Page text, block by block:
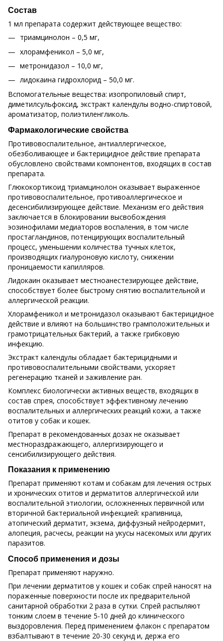
Состав
1 мл препарата содержит действующее вещество:
триамцинолон – 0,5 мг,
хлорамфеникол – 5,0 мг,
метронидазол – 10,0 мг,
лидокаина гидрохлорид – 50,0 мг.
Вспомогательные вещества: изопропиловый спирт,
диметилсульфоксид, экстракт календулы водно-спиртовой,
ароматизатор, полиэтиленгликоль.
Фармакологические свойства
Противовоспалительное, антиаллергическое,
обезболивающее и бактерицидное действие препарата
обусловлено свойствами компонентов, входящих в состав
препарата.
Глюкокортикоид триамцинолон оказывает выраженное
противовоспалительное, противоаллергическое и
десенсибилизирующее действие. Механизм его действия
заключается в блокировании высвобождения
эозинофилами медиаторов воспаления, в том числе
простагландинов, потенцирующих воспалительный
процесс, уменьшении количества тучных клеток,
производящих гиалуроновую кислоту, снижении
проницаемости капилляров.
Лидокаин оказывает местноанестезирующее действие,
способствует более быстрому снятию воспалительной и
аллергической реакции.
Хлорамфеникол и метронидазол оказывают бактерицидное
действие и влияют на большинство грамположительных и
грамотрицательных бактерий, а также грибковую
инфекцию.
Экстракт календулы обладает бактерицидными и
противовоспалительными свойствами, ускоряет
регенерацию тканей и заживление ран.
Комплекс биологически активных веществ, входящих в
состав спрея, способствует эффективному лечению
воспалительных и аллергических реакций кожи, а также
отитов у собак и кошек.
Препарат в рекомендованных дозах не оказывает
местнораздражающего, аллергизирующего и
сенсибилизирующего действия.
Показания к применению
Препарат применяют котам и собакам для лечения острых
и хронических отитов и дерматитов аллергической или
воспалительной этиологии, осложненных первичной или
вторичной бактериальной инфекцией: крапивница,
атопический дерматит, экзема, диффузный нейродермит,
алопеция, расчесы, реакции на укусы насекомых или других
паразитов.
Способ применения и дозы
Препарат применяют наружно.
При лечении дерматитов у кошек и собак спрей наносят на
пораженные поверхности после их предварительной
санитарной обработки 2 раза в сутки. Спрей распыляют
тонким слоем в течение 5-10 дней до клинического
выздоровления. Перед применением флакон с препаратом
взбалтывают в течение 20-30 секунд и, держа его